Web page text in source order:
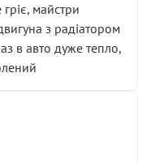
майстри
з радіатором
в авто дуже тепло,